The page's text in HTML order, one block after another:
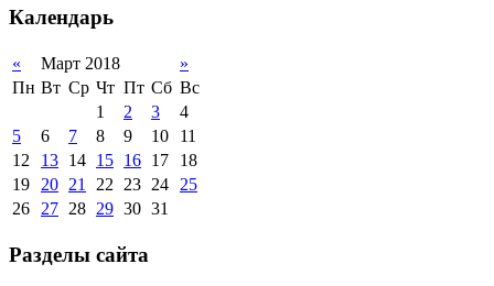
Календарь
« Март 2018
»
Пн Вт Ср Чт Пт Сб Вс
1
2 3
4
5
6 7 8 9 10
11
12
13 14 15 16 17
18
19
20 21 22 23 24
25
26
27 28 29 30 31
Разделы сайта